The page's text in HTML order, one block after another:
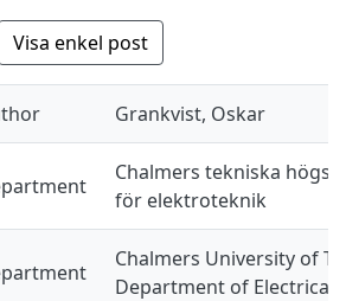
Visa enkel post
Grankvist, Oskar
Chalmers tekniska
för elektroteknik
Chalmers University of
Department of Electrical